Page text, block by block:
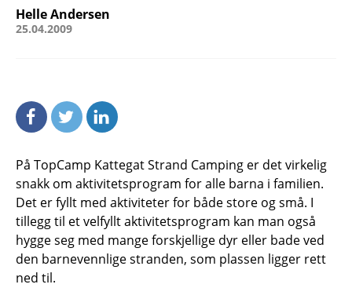
Helle Andersen
25.04.2009
På TopCamp Kattegat Strand Camping er det virkelig
snakk om aktivitetsprogram for alle barna i familien.
Det er fyllt med aktiviteter for både store og små. I
tillegg til et velfyllt aktivitetsprogram kan man også
hygge seg med mange forskjellige dyr eller bade ved
den barnevennlige stranden, som plassen ligger rett
ned til.